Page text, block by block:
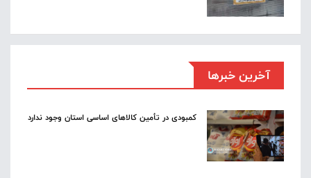
آخرین خبرها
کمبودی در تأمین کالاهای اساسی استان وجود ندارد